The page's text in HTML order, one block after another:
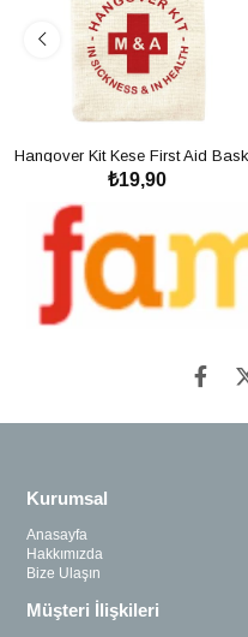
Hangover Kit Kese First Aid
Kese - Bekarlığa Veda Partisi
₺19,90
Kurumsal
Anasayfa
Hakkımızda
Bize Ulaşın
Müşteri İlişkileri